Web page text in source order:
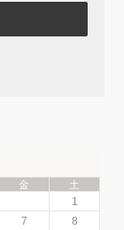
金
土
1
7
8